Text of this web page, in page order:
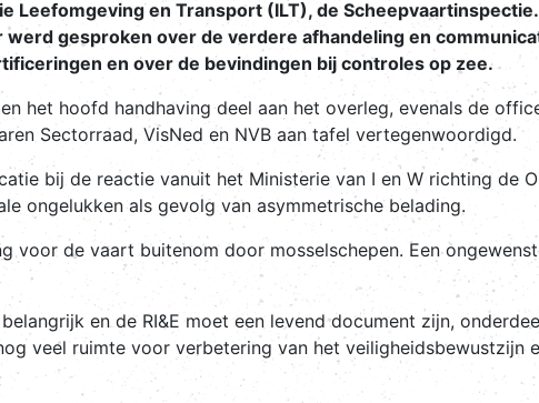
Leefomgeving en Transport (ILT), de
werd gesproken over de verdere afhandeling en
en over de bevindingen bij controles op zee.
het hoofd handhaving deel aan het overleg, evenals de
Sectorraad, VisNed en NVB aan tafel vertegenwoordigd.
bij de reactie vanuit het Ministerie van I en W richting de
ongelukken als gevolg van asymmetrische belading.
voor de vaart buitenom door mosselschepen. Een
en de RI&E moet een levend document zijn,
veel ruimte voor verbetering van het veiligheidsbewustzijn